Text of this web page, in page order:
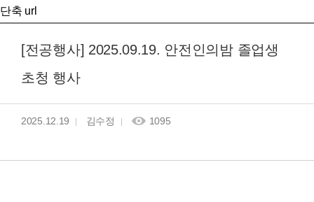
단축 url
[전공행사] 2025.09.19. 안전인의밤 졸업생
초청 행사
2025.12.19 김수정 1095